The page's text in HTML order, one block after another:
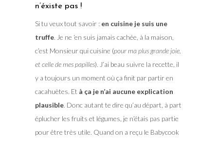
n’éxiste pas !
Si tu veux tout savoir : en cuisine je suis une
truffe. Je ne ‘en suis jamais cachée, à la maison,
c’est Monsieur qui cuisine (pour ma plus grande joie,
et celle de mes papilles). J’ai beau suivre la recette, il
y a toujours un moment où ça finit par partir en
cacahuètes. Et à ça je n’ai aucune explication
plausible. Donc autant te dire qu’au départ, à part
éplucher les fruits et légumes, je n’étais pas partie
pour être très utile. Quand on a reçu le Babycook